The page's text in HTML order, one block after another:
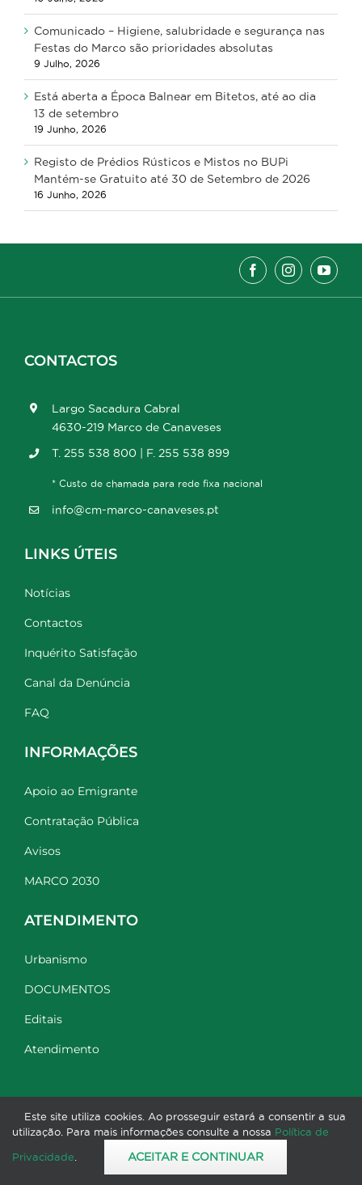
Comunicado – Higiene, salubridade e segurança nas
Festas do Marco são prioridades absolutas
9 Julho, 2026
Está aberta a Época Balnear em Bitetos, até ao dia
13 de setembro
19 Junho, 2026
Registo de Prédios Rústicos e Mistos no BUPi
Mantém-se Gratuito até 30 de Setembro de 2026
16 Junho, 2026
CONTACTOS
Largo Sacadura Cabral
4630-219 Marco de Canaveses
T. 255 538 800 | F. 255 538 899
* Custo de chamada para rede fixa nacional
info@cm-marco-canaveses.pt
LINKS ÚTEIS
Notícias
Contactos
Inquérito Satisfação
Canal da Denúncia
FAQ
INFORMAÇÕES
Apoio ao Emigrante
Contratação Pública
Avisos
MARCO 2030
ATENDIMENTO
Urbanismo
DOCUMENTOS
Editais
Atendimento
direitos reservados.
Este site utiliza cookies. Ao prosseguir estará a consentir a sua
utilização. Para mais informações consulte a nossa Política de
Privacidade ACEITAR E CONTINUAR